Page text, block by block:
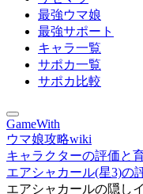
最強ウマ娘
最強サポート
キャラ一覧
サポカ一覧
サポカ比較
GameWith
ウマ娘攻略wiki
キャラクターの評価と
エアシャカール(星3)の
エアシャカールの隠し